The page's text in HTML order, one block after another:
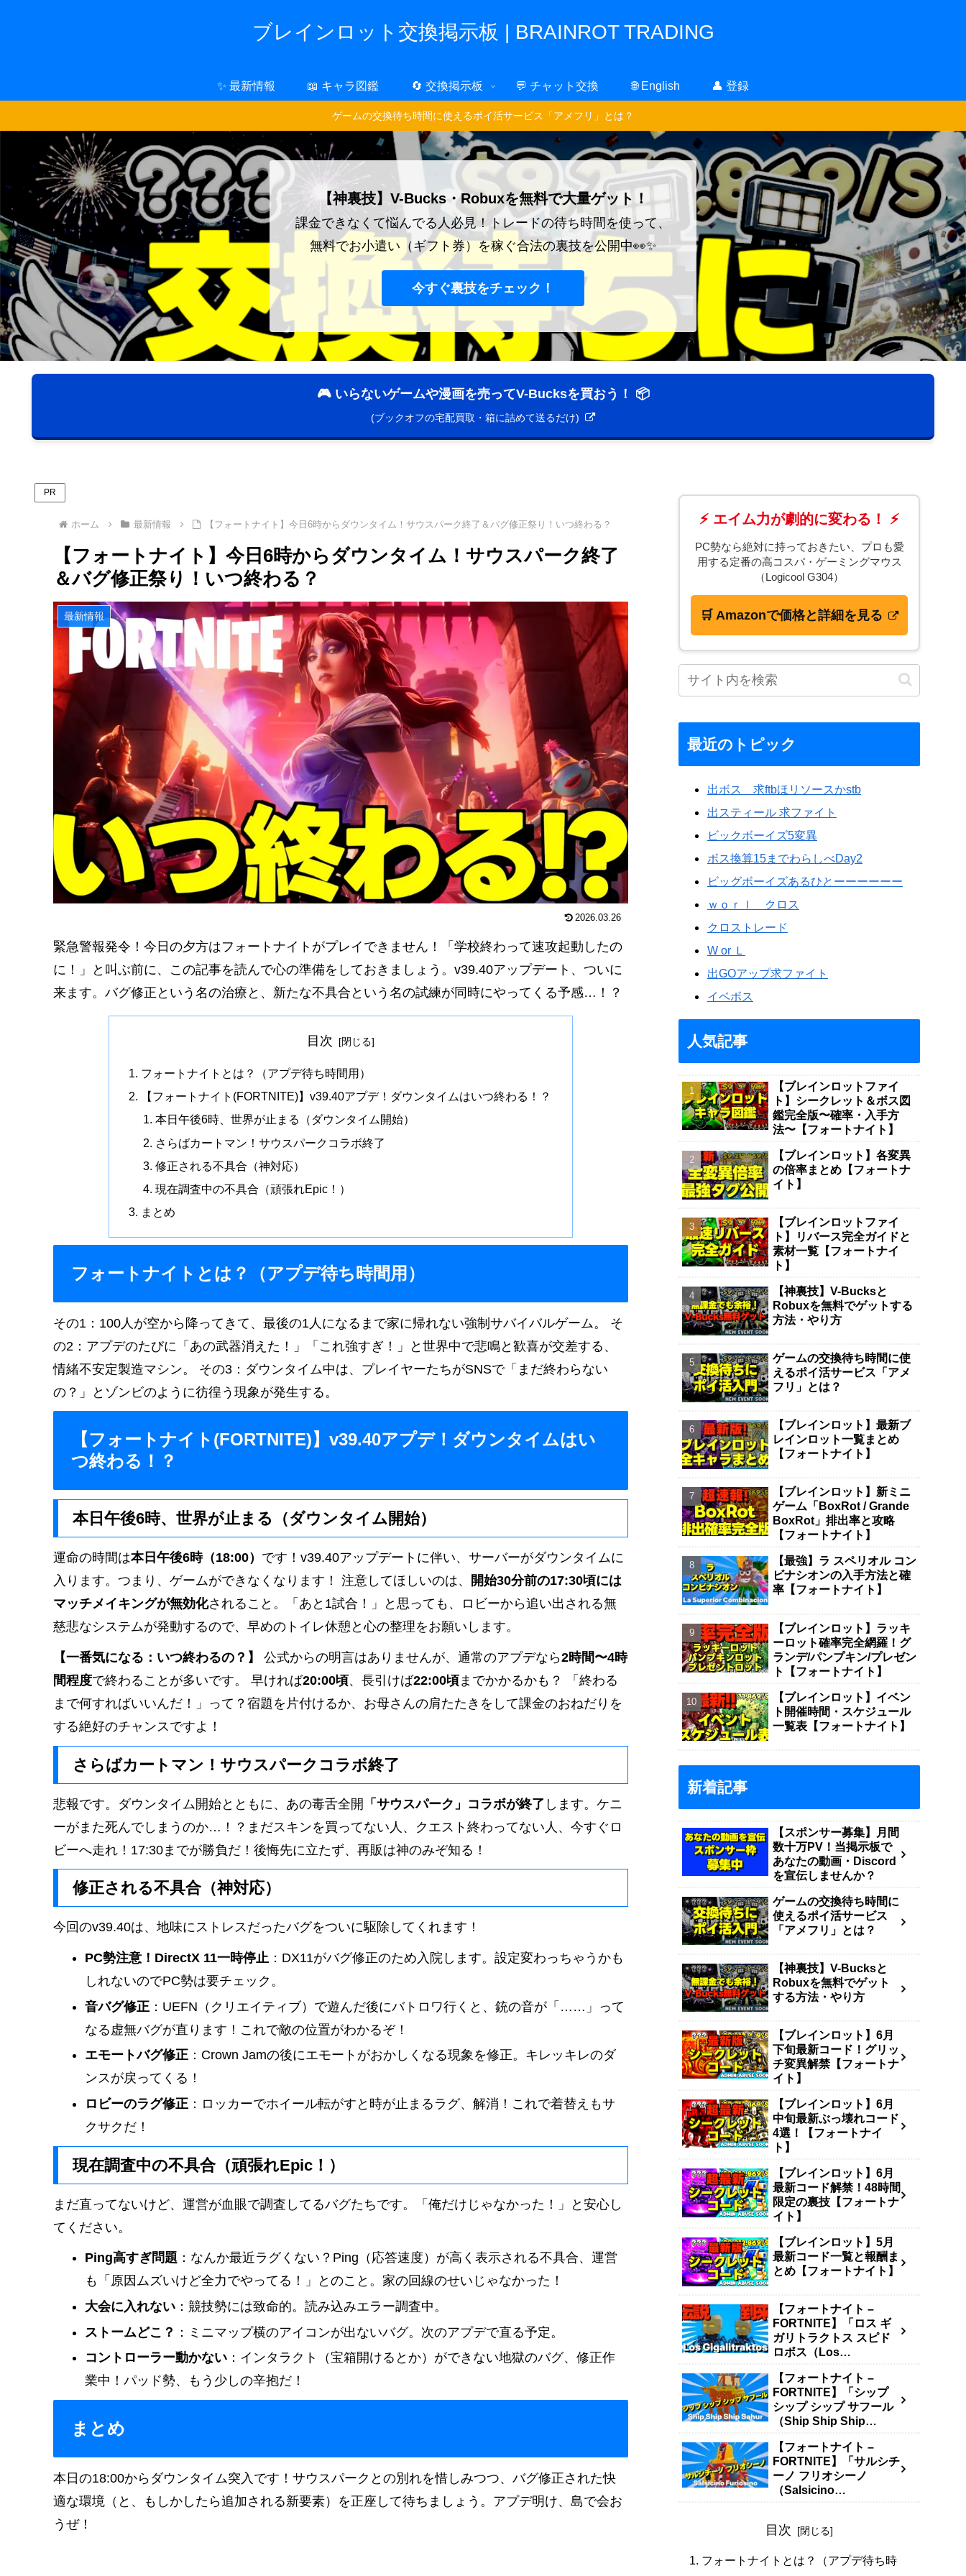
ブレインロット交換掲示板 | BRAINROT TRADING
✨ 最新情報 📖 キャラ図鑑 🔄 交換掲示板 💬 チャット交換 🌐 English 👤 登録
ゲームの交換待ち時間に使えるポイ活サービス「アメフリ」とは？
【神裏技】V-Bucks・Robuxを無料で大量ゲット！
課金できなくて悩んでる人必見！トレードの待ち時間を使って、
無料でお小遣い（ギフト券）を稼ぐ合法の裏技を公開中👀✨
今すぐ裏技をチェック！
🎮 いらないゲームや漫画を売ってV-Bucksを買おう！ 📦
(ブックオフの宅配買取・箱に詰めて送るだけ)
PR
ホーム 最新情報 【フォートナイト】今日6時からダウンタイム！サウスパーク終了＆バグ修正祭り！いつ終わる？
【フォートナイト】今日6時からダウンタイム！サウスパーク終了
＆バグ修正祭り！いつ終わる？
最新情報
2026.03.26
緊急警報発令！今日の夕方はフォートナイトがプレイできません！「学校終わって速攻起動したの
に！」と叫ぶ前に、この記事を読んで心の準備をしておきましょう。v39.40アップデート、ついに
来ます。バグ修正という名の治療と、新たな不具合という名の試練が同時にやってくる予感…！？
目次
フォートナイトとは？（アプデ待ち時間用）
【フォートナイト(FORTNITE)】v39.40アプデ！ダウンタイムはいつ終わる！？
本日午後6時、世界が止まる（ダウンタイム開始）
さらばカートマン！サウスパークコラボ終了
修正される不具合（神対応）
現在調査中の不具合（頑張れEpic！）
まとめ
フォートナイトとは？（アプデ待ち時間用）
その1：100人が空から降ってきて、最後の1人になるまで家に帰れない強制サバイバルゲーム。 そ
の2：アプデのたびに「あの武器消えた！」「これ強すぎ！」と世界中で悲鳴と歓喜が交差する、
情緒不安定製造マシン。 その3：ダウンタイム中は、プレイヤーたちがSNSで「まだ終わらない
の？」とゾンビのように彷徨う現象が発生する。
【フォートナイト(FORTNITE)】v39.40アプデ！ダウンタイムはい
つ終わる！？
本日午後6時、世界が止まる（ダウンタイム開始）
運命の時間は本日午後6時（18:00） です！v39.40アップデートに伴い、サーバーがダウンタイムに
入ります。つまり、ゲームができなくなります！ 注意してほしいのは、
開始30分前の17:30頃には
マッチメイキングが無効化されること。「あと1試合！」と思っても、ロビーから追い出される無
慈悲なシステムが発動するので、早めのトイレ休憩と心の整理をお願いします。
【一番気になる：いつ終わるの？】 公式からの明言はありませんが、通常のアプデなら2時間〜4時
間程度で終わることが多いです。 早ければ20:00頃、長引けば22:00頃 までかかるかも？ 「終わる
まで何すればいいんだ！」って？宿題を片付けるか、お母さんの肩たたきをして課金のおねだりを
する絶好のチャンスですよ！
さらばカートマン！サウスパークコラボ終了
悲報です。ダウンタイム開始とともに、あの毒舌全開 「サウスパーク」コラボが終了 します。ケニ
ーがまた死んでしまうのか…！？まだスキンを買ってない人、クエスト終わってない人、今すぐロ
ビーへ走れ！17:30までが勝負だ！後悔先に立たず、再販は神のみぞ知る！
修正される不具合（神対応）
今回のv39.40は、地味にストレスだったバグをついに駆除してくれます！
PC勢注意！DirectX 11一時停止：DX11がバグ修正のため入院します。設定変わっちゃうかも
しれないのでPC勢は要チェック。
音バグ修正：UEFN（クリエイティブ）で遊んだ後にバトロワ行くと、銃の音が「……」って
なる虚無バグが直ります！これで敵の位置がわかるぞ！
エモートバグ修正：Crown Jamの後にエモートがおかしくなる現象を修正。キレッキレのダ
ンスが戻ってくる！
ロビーのラグ修正：ロッカーでホイール転がすと時が止まるラグ、解消！これで着替えもサ
クサクだ！
現在調査中の不具合（頑張れEpic！）
まだ直ってないけど、運営が血眼で調査してるバグたちです。「俺だけじゃなかった！」と安心し
てください。
Ping高すぎ問題 ：なんか最近ラグくない？Ping（応答速度）が高く表示される不具合、運営
も「原因ムズいけど全力でやってる！」とのこと。家の回線のせいじゃなかった！
大会に入れない：競技勢には致命的。読み込みエラー調査中。
ストームどこ？ ：ミニマップ横のアイコンが出ないバグ。次のアプデで直る予定。
コントローラー動かない：インタラクト（宝箱開けるとか）ができない地獄のバグ、修正作
業中！パッド勢、もう少しの辛抱だ！
まとめ
本日の18:00からダウンタイム突入です！サウスパークとの別れを惜しみつつ、バグ修正された快
適な環境（と、もしかしたら追加される新要素）を正座して待ちましょう。アプデ明け、島で会お
うぜ！
⚡ エイム力が劇的に変わる！ ⚡
PC勢なら絶対に持っておきたい、プロも愛
用する定番の高コスパ・ゲーミングマウス
（Logicool G304）
🛒 Amazonで価格と詳細を見る
最近のトピック
出ボス 求ftbほリソースかstb
出スティール 求ファイト
ビックボーイズ5変異
ボス換算15までわらしべDay2
ビッグボーイズあるひとーーーーーー
ｗｏｒｌ クロス
クロストレード
W or Ｌ
出GOアップ求ファイト
イベボス
人気記事
【ブレインロットファイ
ト】シークレット＆ボス図
鑑完全版〜確率・入手方
法〜【フォートナイト】
【ブレインロット】各変異
の倍率まとめ【フォートナ
イト】
【ブレインロットファイ
ト】リバース完全ガイドと
素材一覧【フォートナイ
ト】
【神裏技】V-Bucksと
Robuxを無料でゲットする
方法・やり方
ゲームの交換待ち時間に使
えるポイ活サービス「アメ
フリ」とは？
【ブレインロット】最新ブ
レインロット一覧まとめ
【フォートナイト】
【ブレインロット】新ミニ
ゲーム「BoxRot / Grande
BoxRot」排出率と攻略
【フォートナイト】
【最強】ラ スペリオル コン
ビナシオンの入手方法と確
率【フォートナイト】
【ブレインロット】ラッキ
ーロット確率完全網羅！グ
ランデ/パンプキン/プレゼン
ト【フォートナイト】
【ブレインロット】イベン
ト開催時間・スケジュール
一覧表【フォートナイト】
新着記事
【スポンサー募集】月間
数十万PV！当掲示板で
あなたの動画・Discord
を宣伝しませんか？
ゲームの交換待ち時間に
使えるポイ活サービス
「アメフリ」とは？
【神裏技】V-Bucksと
Robuxを無料でゲット
する方法・やり方
【ブレインロット】6月
下旬最新コード！グリッ
チ変異解禁【フォートナ
イト】
【ブレインロット】6月
中旬最新ぶっ壊れコード
4選！【フォートナイ
ト】
【ブレインロット】6月
最新コード解禁！48時間
限定の裏技【フォートナ
イト】
【ブレインロット】5月
最新コード一覧と報酬ま
とめ【フォートナイト】
【フォートナイト –
FORTNITE】「ロス ギ
ガリトラクトス スピド
ロボス（Los
方法・確率・キャッシュ
生成量まとめ【ブレイン
ロットを盗む – STEAL
THE BRAINROT】
【フォートナイト –
FORTNITE】「シップ
シップ シップ サフール
（Ship Ship Ship
確率・キャッシュ生成量
まとめ【ブレインロット
を盗む – STEAL THE
BRAINROT】
【フォートナイト –
FORTNITE】「サルシチ
ーノ フリオシーノ
（Salsicino
成量まとめ【ブレインロ
THE BRAINROT】
目次
フォートナイトとは？（アプデ待ち時